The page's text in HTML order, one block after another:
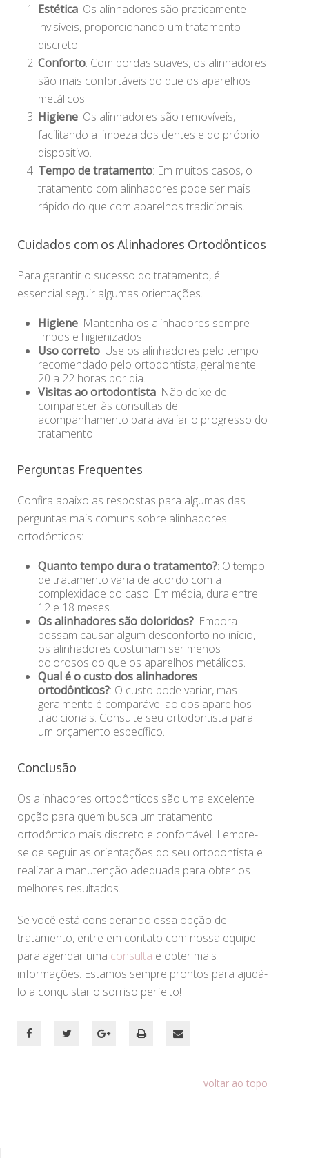
Estética: Os alinhadores são praticamente
invisíveis, proporcionando um tratamento
discreto.
Conforto: Com bordas suaves, os alinhadores
são mais confortáveis do que os aparelhos
metálicos.
Higiene: Os alinhadores são removíveis,
facilitando a limpeza dos dentes e do próprio
dispositivo.
Tempo de tratamento: Em muitos casos, o
tratamento com alinhadores pode ser mais
rápido do que com aparelhos tradicionais.
Cuidados com os Alinhadores Ortodônticos
Para garantir o sucesso do tratamento, é
essencial seguir algumas orientações.
Higiene: Mantenha os alinhadores sempre
limpos e higienizados.
Uso correto: Use os alinhadores pelo tempo
recomendado pelo ortodontista, geralmente
20 a 22 horas por dia.
Visitas ao ortodontista: Não deixe de
comparecer às consultas de
acompanhamento para avaliar o progresso do
tratamento.
Perguntas Frequentes
Confira abaixo as respostas para algumas das
perguntas mais comuns sobre alinhadores
ortodônticos:
Quanto tempo dura o tratamento?: O tempo
de tratamento varia de acordo com a
complexidade do caso. Em média, dura entre
12 e 18 meses.
Os alinhadores são doloridos?: Embora
possam causar algum desconforto no início,
os alinhadores costumam ser menos
dolorosos do que os aparelhos metálicos.
Qual é o custo dos alinhadores
ortodônticos?: O custo pode variar, mas
geralmente é comparável ao dos aparelhos
tradicionais. Consulte seu ortodontista para
um orçamento específico.
Conclusão
Os alinhadores ortodônticos são uma excelente
opção para quem busca um tratamento
ortodôntico mais discreto e confortável. Lembre-
se de seguir as orientações do seu ortodontista e
realizar a manutenção adequada para obter os
melhores resultados.
Se você está considerando essa opção de
tratamento, entre em contato com nossa equipe
para agendar uma consulta e obter mais
informações. Estamos sempre prontos para ajudá-
lo a conquistar o sorriso perfeito!
voltar ao topo